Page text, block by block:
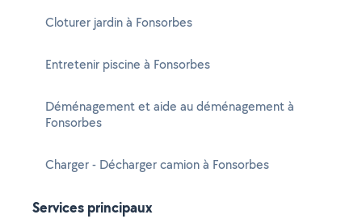
Cloturer jardin à Fonsorbes
Entretenir piscine à Fonsorbes
Déménagement et aide au déménagement à
Fonsorbes
Charger - Décharger camion à Fonsorbes
Services principaux